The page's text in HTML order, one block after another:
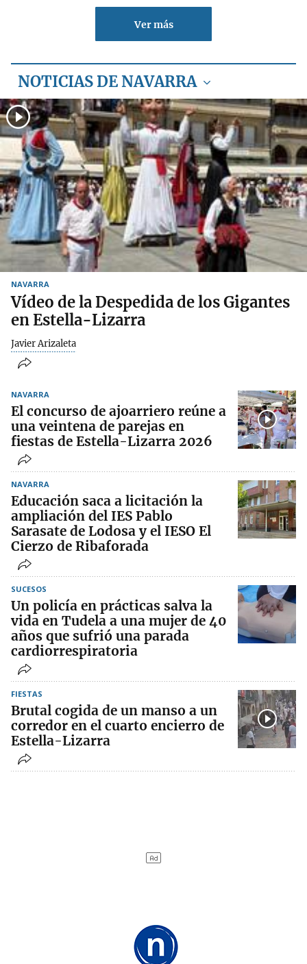
Ver más
NOTICIAS DE NAVARRA
NAVARRA
Vídeo de la Despedida de los Gigantes
en Estella-Lizarra
Javier Arizaleta
NAVARRA
El concurso de ajoarriero reúne a
una veintena de parejas en
fiestas de Estella-Lizarra 2026
NAVARRA
Educación saca a licitación la
ampliación del IES Pablo
Sarasate de Lodosa y el IESO El
Cierzo de Ribaforada
SUCESOS
Un policía en prácticas salva la
vida en Tudela a una mujer de 40
años que sufrió una parada
cardiorrespiratoria
FIESTAS
Brutal cogida de un manso a un
corredor en el cuarto encierro de
Estella-Lizarra